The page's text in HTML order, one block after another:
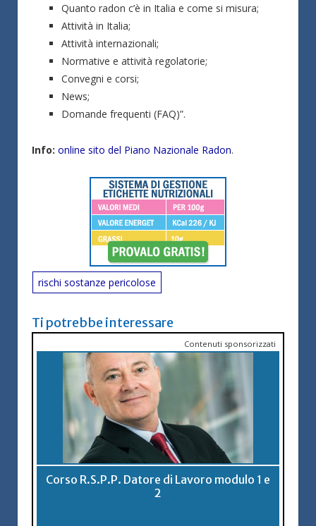
Quanto radon c’è in Italia e come si misura;
Attività in Italia;
Attività internazionali;
Normative e attività regolatorie;
Convegni e corsi;
News;
Domande frequenti (FAQ)”.
Info: online sito del Piano Nazionale Radon.
rischi sostanze pericolose
Ti potrebbe interessare
Contenuti sponsorizzati
Corso R.S.P.P. Datore di Lavoro modulo 1 e
2